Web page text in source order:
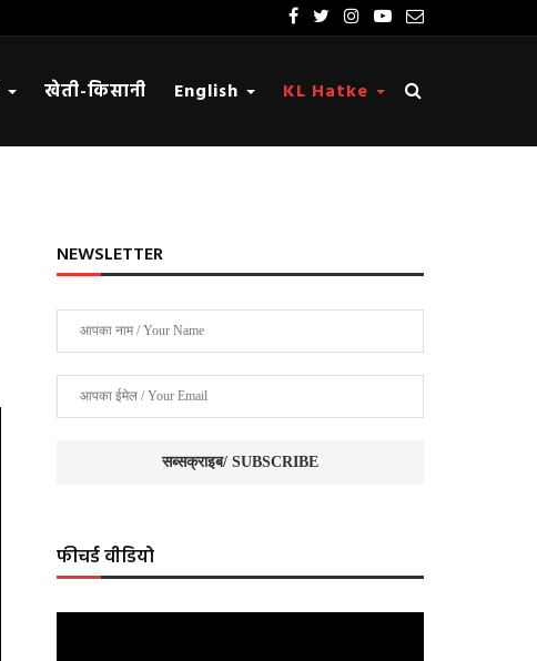
खेती-किसानी English KL Hatke
NEWSLETTER
फीचर्ड वीडियो